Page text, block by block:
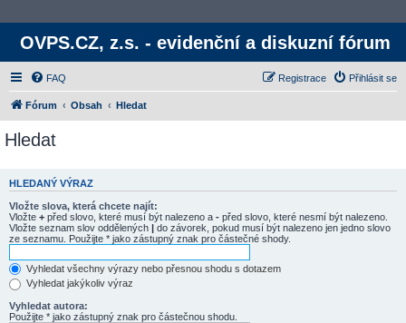
OVPS.CZ, z.s. - evidenční a diskuzní fórum
FAQ Přihlásit se
Registrace
Fórum Obsah Hledat
Hledat
HLEDANÝ VÝRAZ
Vložte slova, která chcete najít:
Vložte + před slovo, které musí být nalezeno a - před slovo, které nesmí být nalezeno.
Vložte seznam slov oddělených | do závorek, pokud musí být nalezeno jen jedno slovo
ze seznamu. Použijte * jako zástupný znak pro částečné shody.
Vyhledat všechny výrazy nebo přesnou shodu s dotazem
Vyhledat jakýkoliv výraz
Vyhledat autora:
Použijte * jako zástupný znak pro částečnou shodu.